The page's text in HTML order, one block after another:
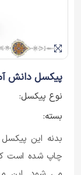
پیکسل دانش
نوع پیکسل:
بسته:
چاپ شده است